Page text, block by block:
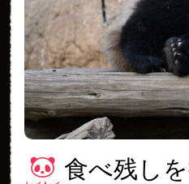
食べ残し